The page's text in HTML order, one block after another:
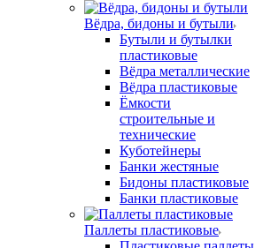
Вёдра, бидоны и бутыли
Бутыли и бутылки
пластиковые
Вёдра металлические
Вёдра пластиковые
Ёмкости
строительные и
технические
Куботейнеры
Банки жестяные
Бидоны пластиковые
Банки пластиковые
Паллеты пластиковые